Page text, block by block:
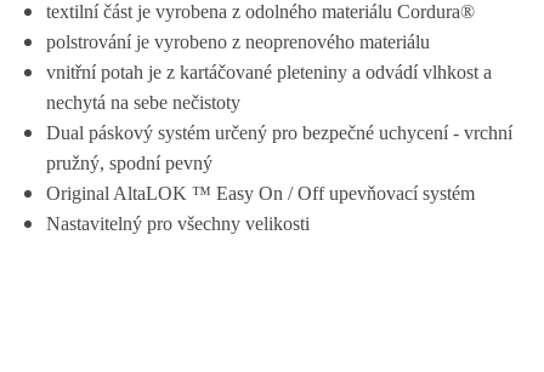
textilní část je vyrobena z odolného materiálu Cordura®
polstrování je vyrobeno z neoprenového materiálu
vnitřní potah je z kartáčované pleteniny a odvádí vlhkost a
nechytá na sebe nečistoty
Dual páskový systém určený pro bezpečné uchycení - vrchní
pružný, spodní pevný
Original AltaLOK ™ Easy On / Off upevňovací systém
Nastavitelný pro všechny velikosti